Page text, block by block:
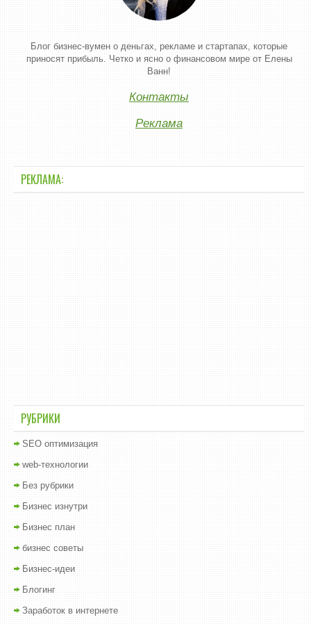
Блог бизнес-вумен о деньгах, рекламе и стартапах, которые
приносят прибыль. Четко и ясно о финансовом мире от Елены
Ванн!
Контакты
Реклама
РЕКЛАМА:
РУБРИКИ
SEO оптимизация
web-технологии
Без рубрики
Бизнес изнутри
Бизнес план
бизнес советы
Бизнес-идеи
Блогинг
Заработок в интернете